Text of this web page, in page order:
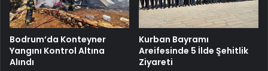
Bodrum’da Konteyner
Yangını Kontrol Altına
Alındı
Kurban Bayramı
Areifesinde 5 İlde Şehitlik
Ziyareti